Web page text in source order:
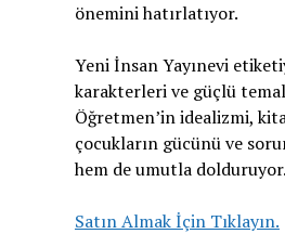
önemini hatırlatıyor.
Yeni İnsan Yayınevi
karakterleri ve güçlü
Öğretmen’in idealizmi,
çocukların gücünü ve
hem de umutla dolduruyor.
Satın Almak İçin Tıklayın.